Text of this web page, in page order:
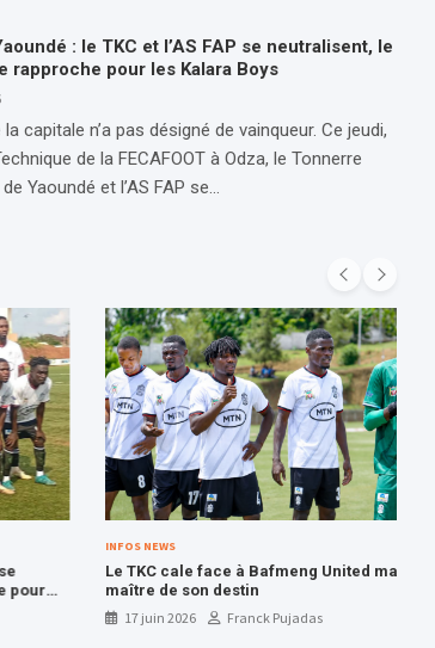
: le TKC et l’AS FAP se neutralisent, le
rapproche pour les Kalara Boys
capitale n’a pas désigné de vainqueur. Ce jeudi,
de la FECAFOOT à Odza, le Tonnerre
Yaoundé et l’AS FAP se…
INFOS NEWS
Le TKC cale face à Bafmeng United mais reste
maître de son destin
17 juin 2026
Franck Pujadas